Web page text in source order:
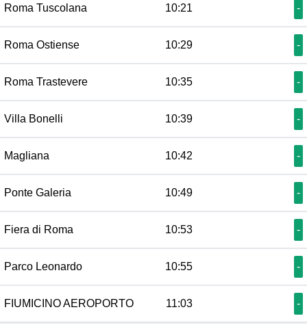
Roma Tuscolana 10:21 -
Roma Ostiense 10:29 -
Roma Trastevere 10:35 -
Villa Bonelli 10:39 -
Magliana 10:42 -
Ponte Galeria 10:49 -
Fiera di Roma 10:53 -
Parco Leonardo 10:55 -
FIUMICINO AEROPORTO 11:03 -